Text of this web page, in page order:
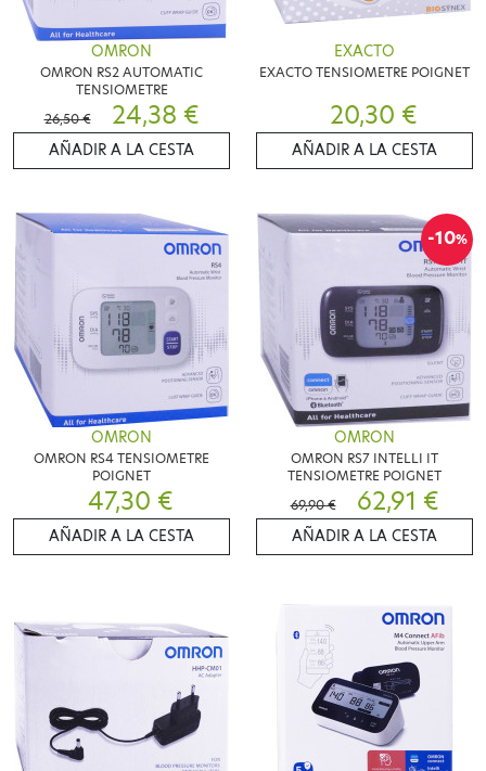
OMRON
OMRON RS2 AUTOMATIC
TENSIOMETRE
26,50 €
24,38 €
AÑADIR A LA CESTA
EXACTO
EXACTO TENSIOMETRE POIGNET
20,30 €
AÑADIR A LA CESTA
OMRON
OMRON RS4 TENSIOMETRE
POIGNET
47,30 €
AÑADIR A LA CESTA
-10%
OMRON
OMRON RS7 INTELLI IT
TENSIOMETRE POIGNET
69,90 €
62,91 €
AÑADIR A LA CESTA